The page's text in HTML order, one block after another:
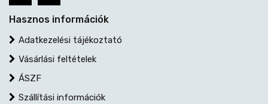
Hasznos információk
Adatkezelési tájékoztató
Vásárlási feltételek
ÁSZF
Szállítási információk